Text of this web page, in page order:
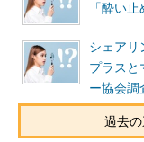
「酔い
シェアリ
プラス
ー協会調
過去